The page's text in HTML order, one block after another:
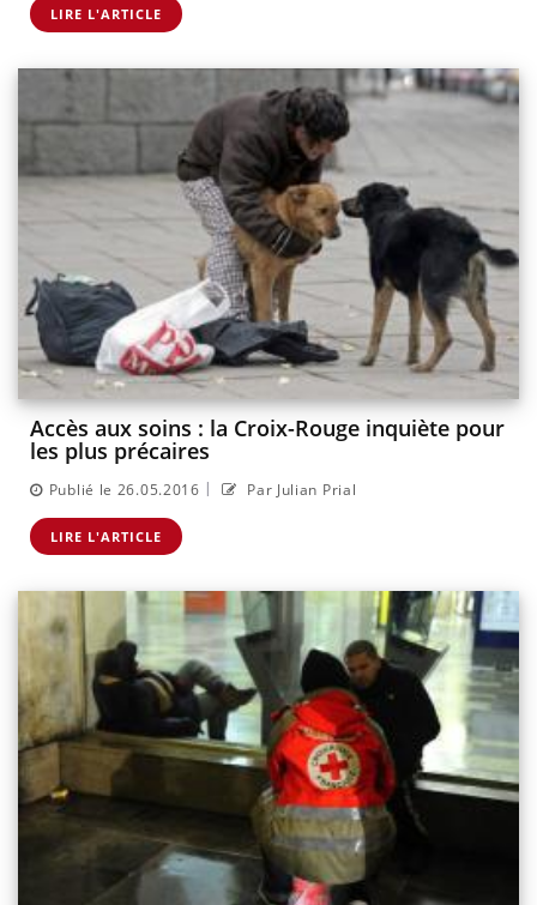
LIRE L'ARTICLE
Accès aux soins : la Croix-Rouge inquiète pour
les plus précaires
Publié le 26.05.2016 | Par Julian Prial
LIRE L'ARTICLE